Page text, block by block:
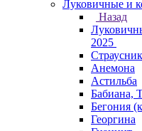
Луковичные и
Назад
2025
Страусник
Анемона
Астильба
Бабиана,
Бегония
Георгина